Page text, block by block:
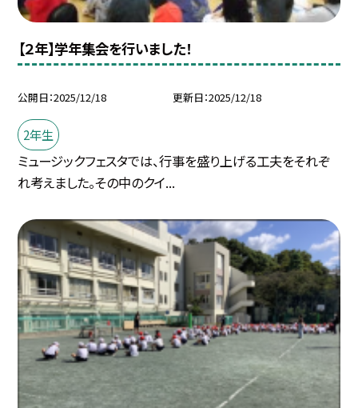
【２年】学年集会を行いました！
公開日 2025/12/18 更新日 2025/12/18
2年生
ミュージックフェスタでは、行事を盛り上げる工夫をそれぞ
れ考えました。その中のクイ...